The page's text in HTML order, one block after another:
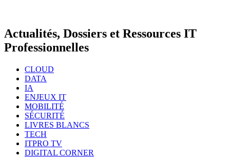
Actualités, Dossiers et Ressources IT
Professionnelles
CLOUD
DATA
IA
ENJEUX IT
MOBILITÉ
SÉCURITÉ
LIVRES BLANCS
TECH
ITPRO TV
DIGITAL CORNER